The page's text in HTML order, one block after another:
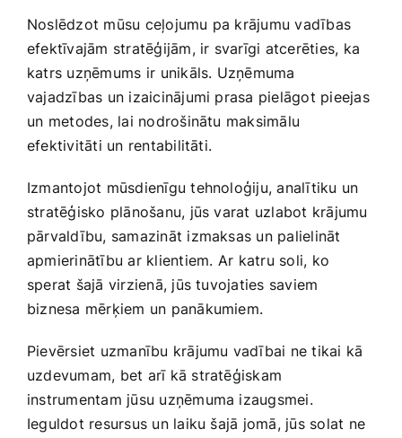
Noslēdzot mūsu ​ceļojumu pa krājumu vadības
efektīvajām stratēģijām, ir svarīgi atcerēties, ka
katrs uzņēmums ⁣ir‌ unikāls. Uzņēmuma
vajadzības un izaicinājumi prasa pielāgot pieejas
⁣un metodes, lai nodrošinātu maksimālu
efektivitāti un​ rentabilitāti.
Izmantojot mūsdienīgu tehnoloģiju, analītiku un
stratēģisko plānošanu, jūs ‌varat uzlabot krājumu⁣
pārvaldību, samazināt ​izmaksas un palielināt
apmierinātību ar klientiem. Ar ⁢katru soli, ko
sperat šajā ‍virzienā, jūs tuvojaties saviem
biznesa mērķiem un panākumiem.
Pievērsiet uzmanību krājumu vadībai ne tikai kā
uzdevumam,‍ bet arī kā stratēģiskam
instrumentam jūsu uzņēmuma izaugsmei.
Ieguldot resursus un laiku šajā jomā, jūs solat⁢ ne